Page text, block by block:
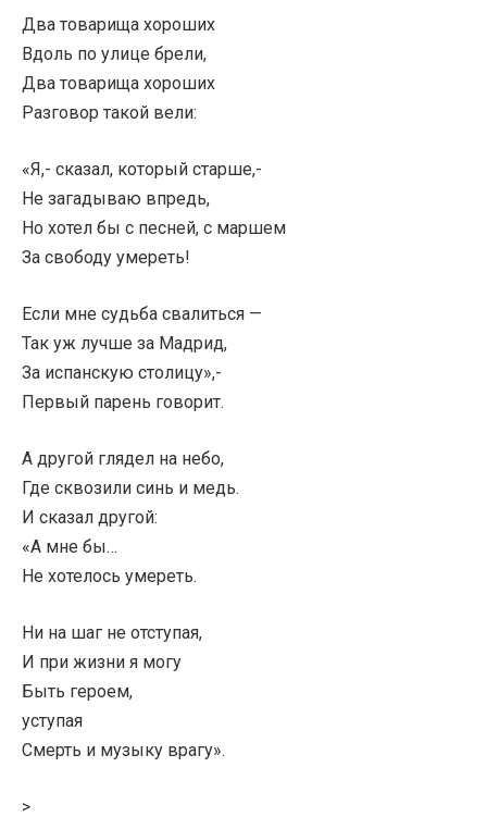
Два товарища хороших
Вдоль по улице брели,
Два товарища хороших
Разговор такой вели:
«Я,- сказал, который старше,-
Не загадываю впредь,
Но хотел бы с песней, с маршем
За свободу умереть!
Если мне судьба свалиться —
Так уж лучше за Мадрид,
За испанскую столицу»,-
Первый парень говорит.
А другой глядел на небо,
Где сквозили синь и медь.
И сказал другой:
«А мне бы…
Не хотелось умереть.
Ни на шаг не отступая,
И при жизни я могу
Быть героем,
уступая
Смерть и музыку врагу».
>